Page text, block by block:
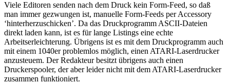
Viele Editoren senden nach dem Druck kein Form-Feed, so daß
man immer gezwungen ist, manuelle Form-Feeds per Accessory
‘hinterherzuschicken’. Da das Druckprogramm ASCII-Dateien
direkt laden kann, ist es für lange Listings eine echte
Arbeitserleichterung. Übrigens ist es mit dem Druckprogramm auch
mit einem 1040er problemlos möglich, einen ATARI-Laserdrucker
anzusteuem. Der Redakteur besitzt übrigens auch einen
Druckerspooler, der aber leider nicht mit dem ATARI-Laserdrucker
zusammen funktioniert.